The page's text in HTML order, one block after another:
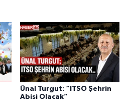
Ünal Turgut: “ITSO Şehrin
Abisi Olacak”